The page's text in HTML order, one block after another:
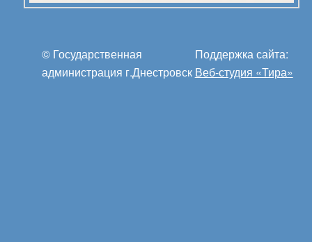
© Государственная
администрация г.Днестровск
Поддержка сайта:
Веб-студия «Тира»